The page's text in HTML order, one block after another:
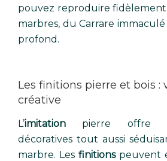
pouvez reproduire fidèlement
marbres, du Carrare
profond.
Les finitions pierre et bois :
créative
L’imitation pierre offre
décoratives tout aussi
marbre. Les finitionspeuvent